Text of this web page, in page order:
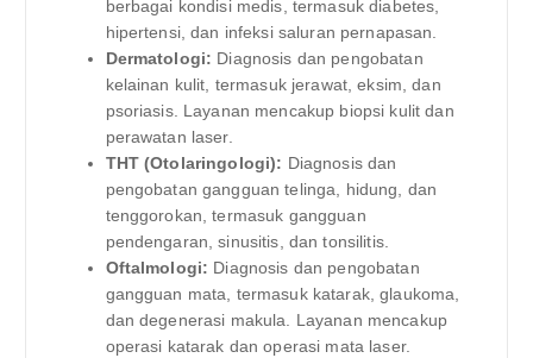
berbagai kondisi medis, termasuk diabetes,
hipertensi, dan infeksi saluran pernapasan.
Dermatologi: Diagnosis dan pengobatan
kelainan kulit, termasuk jerawat, eksim, dan
psoriasis. Layanan mencakup biopsi kulit dan
perawatan laser.
THT (Otolaringologi): Diagnosis dan
pengobatan gangguan telinga, hidung, dan
tenggorokan, termasuk gangguan
pendengaran, sinusitis, dan tonsilitis.
Oftalmologi: Diagnosis dan pengobatan
gangguan mata, termasuk katarak, glaukoma,
dan degenerasi makula. Layanan mencakup
operasi katarak dan operasi mata laser.